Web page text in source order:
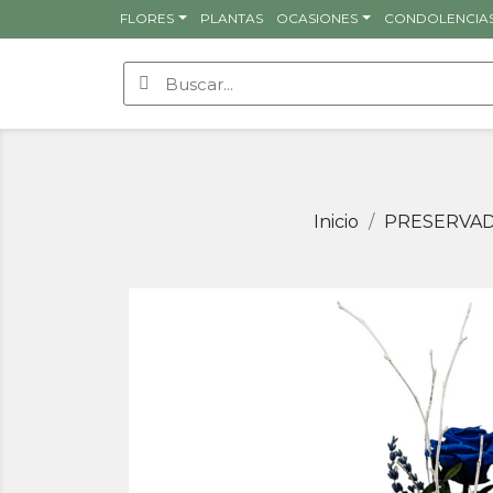
FLORES PLANTAS OCASIONES
Inicio